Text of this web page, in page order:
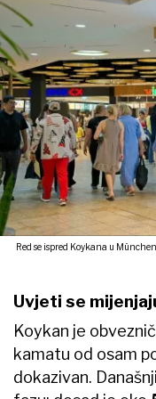
Red se ispred Koykana u
Uvjeti se
Koykan je
kamatu od osam
dokazivan.